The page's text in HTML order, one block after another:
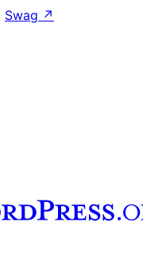
Swag ↗